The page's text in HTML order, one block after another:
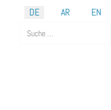
DE AR
EN